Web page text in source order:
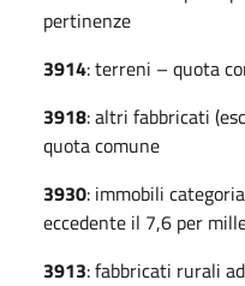
pertinenze
3914: terreni – quota
3918: altri fabbricati
quota comune
3930: immobili
eccedente il 7,6 per
3913: fabbricati rurali